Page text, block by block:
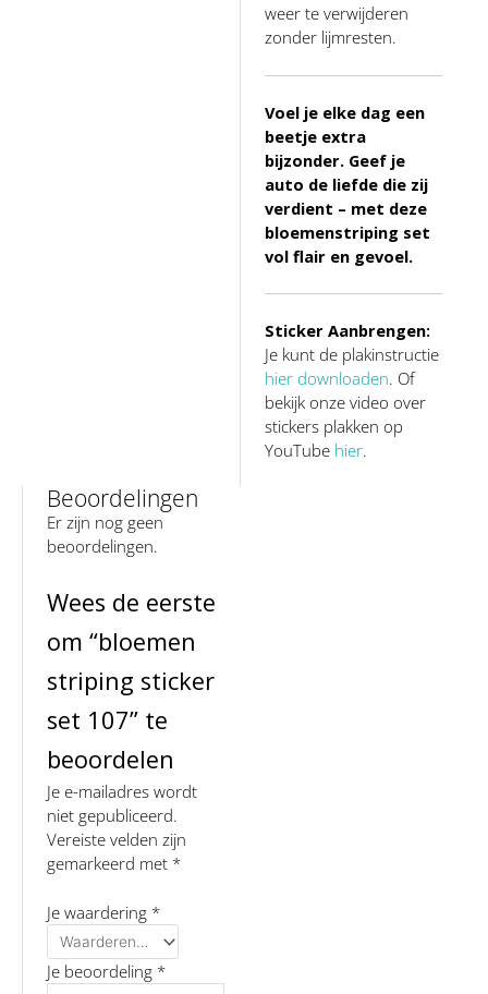
weer te verwijderen
zonder lijmresten.
Voel je elke dag een
beetje extra
bijzonder. Geef je
auto de liefde die zij
verdient – met deze
bloemenstriping set
vol flair en gevoel.
Sticker Aanbrengen:
Je kunt de plakinstructie
hier downloaden. Of
bekijk onze video over
stickers plakken op
YouTube hier.
Beoordelingen
Er zijn nog geen
beoordelingen.
Wees de eerste
om “bloemen
striping sticker
set 107” te
beoordelen
Je e-mailadres wordt
niet gepubliceerd.
Vereiste velden zijn
gemarkeerd met *
Je waardering *
Je beoordeling *